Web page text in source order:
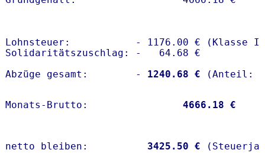
Lohnsteuer:           - 1176.00 € (Klasse I)
Solidaritätszuschlag: -   64.68 €
Abzüge gesamt:        -
1240.68 €
Monats-Brutto: 4666.18 €
netto bleiben: 3425.50 €